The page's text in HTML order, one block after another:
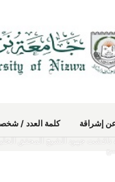
إشراقة كلمة العدد /